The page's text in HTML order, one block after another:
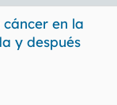
cáncer en la
y después